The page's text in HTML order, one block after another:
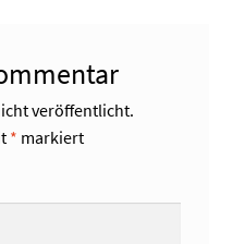
veröffentlicht.
* markiert